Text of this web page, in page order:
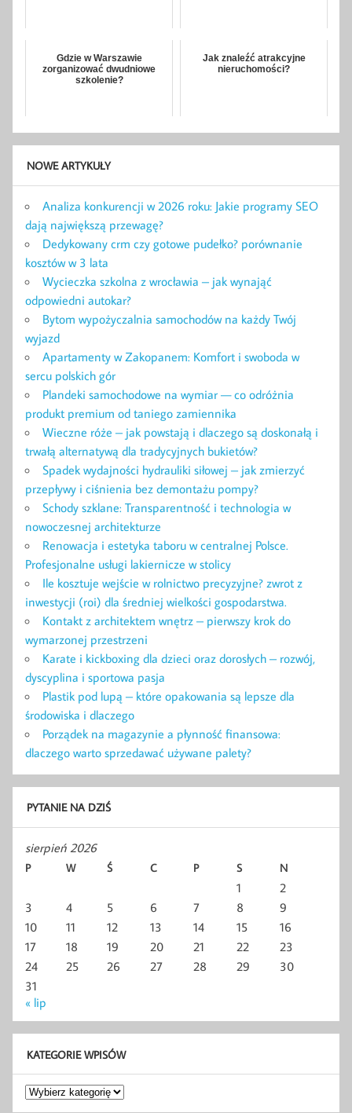
Gdzie w Warszawie
zorganizować dwudniowe
szkolenie?
Jak znaleźć atrakcyjne
nieruchomości?
NOWE ARTYKUŁY
Analiza konkurencji w 2026 roku: Jakie programy SEO
dają największą przewagę?
Dedykowany crm czy gotowe pudełko? porównanie
kosztów w 3 lata
Wycieczka szkolna z wrocławia – jak wynająć
odpowiedni autokar?
Bytom wypożyczalnia samochodów na każdy Twój
wyjazd
Apartamenty w Zakopanem: Komfort i swoboda w
sercu polskich gór
Plandeki samochodowe na wymiar — co odróżnia
produkt premium od taniego zamiennika
Wieczne róże – jak powstają i dlaczego są doskonałą i
trwałą alternatywą dla tradycyjnych bukietów?
Spadek wydajności hydrauliki siłowej – jak zmierzyć
przepływy i ciśnienia bez demontażu pompy?
Schody szklane: Transparentność i technologia w
nowoczesnej architekturze
Renowacja i estetyka taboru w centralnej Polsce.
Profesjonalne usługi lakiernicze w stolicy
Ile kosztuje wejście w rolnictwo precyzyjne? zwrot z
inwestycji (roi) dla średniej wielkości gospodarstwa.
Kontakt z architektem wnętrz – pierwszy krok do
wymarzonej przestrzeni
Karate i kickboxing dla dzieci oraz dorosłych – rozwój,
dyscyplina i sportowa pasja
Plastik pod lupą – które opakowania są lepsze dla
środowiska i dlaczego
Porządek na magazynie a płynność finansowa:
dlaczego warto sprzedawać używane palety?
PYTANIE NA DZIŚ
sierpień 2026
P W Ś C P S N
1
2
3
4 5 6 7 8
9
10
11 12 13 14 15
16
17
18 19 20 21 22
23
24
25 26 27 28 29
30
31
« lip
KATEGORIE WPISÓW
Kategorie
wpisów